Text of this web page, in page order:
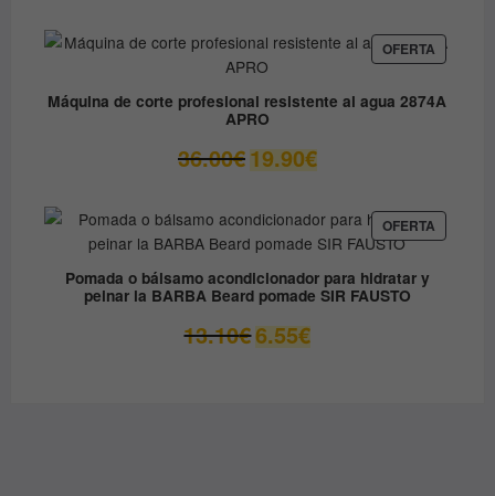
era:
79.90€.
es:
OFERTA
EN
Máquina de corte profesional resistente al agua 2874A
APRO
36.00€ El
precio
era:
36.00€.
19.90€El
precio
es:
19.90€.
OFERTA
EN
Pomada o bálsamo acondicionador para hidratar y
peinar la BARBA Beard pomade SIR FAUSTO
13.10€El
precio
6.55€El
precio